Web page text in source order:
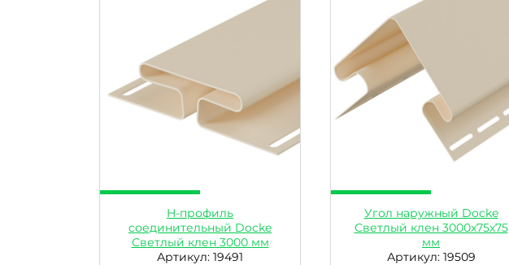
H-профиль
соединительный Docke
Светлый клен 3000 мм
Артикул: 19491
Угол наружный Docke
Светлый клен 3000х75х75
мм
Артикул: 19509